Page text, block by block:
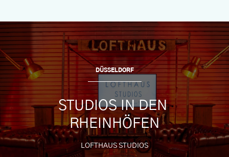
DÜSSELDORF
STUDIOS IN DEN
RHEINHÖFEN
LOFTHAUS STUDIOS